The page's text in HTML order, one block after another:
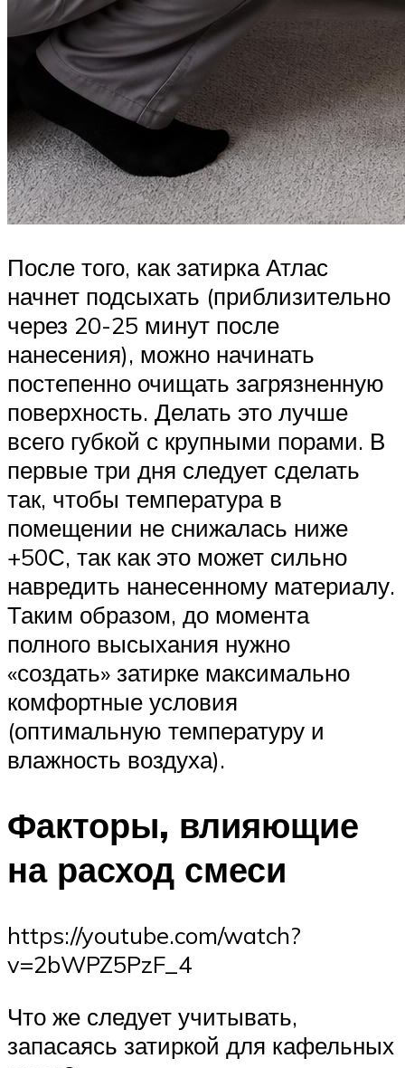
После того, как затирка Атлас
начнет подсыхать (приблизительно
через 20-25 минут после
нанесения), можно начинать
постепенно очищать загрязненную
поверхность. Делать это лучше
всего губкой с крупными порами. В
первые три дня следует сделать
так, чтобы температура в
помещении не снижалась ниже
+50С, так как это может сильно
навредить нанесенному материалу.
Таким образом, до момента
полного высыхания нужно
«создать» затирке максимально
комфортные условия
(оптимальную температуру и
влажность воздуха).
Факторы, влияющие
на расход смеси
https://youtube.com/watch?
v=2bWPZ5PzF_4
Что же следует учитывать,
запасаясь затиркой для кафельных